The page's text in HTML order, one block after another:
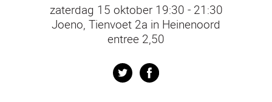
zaterdag 15 oktober 19:30 - 21:30
Joeno, Tienvoet 2a in Heinenoord
entree 2,50
Twitter